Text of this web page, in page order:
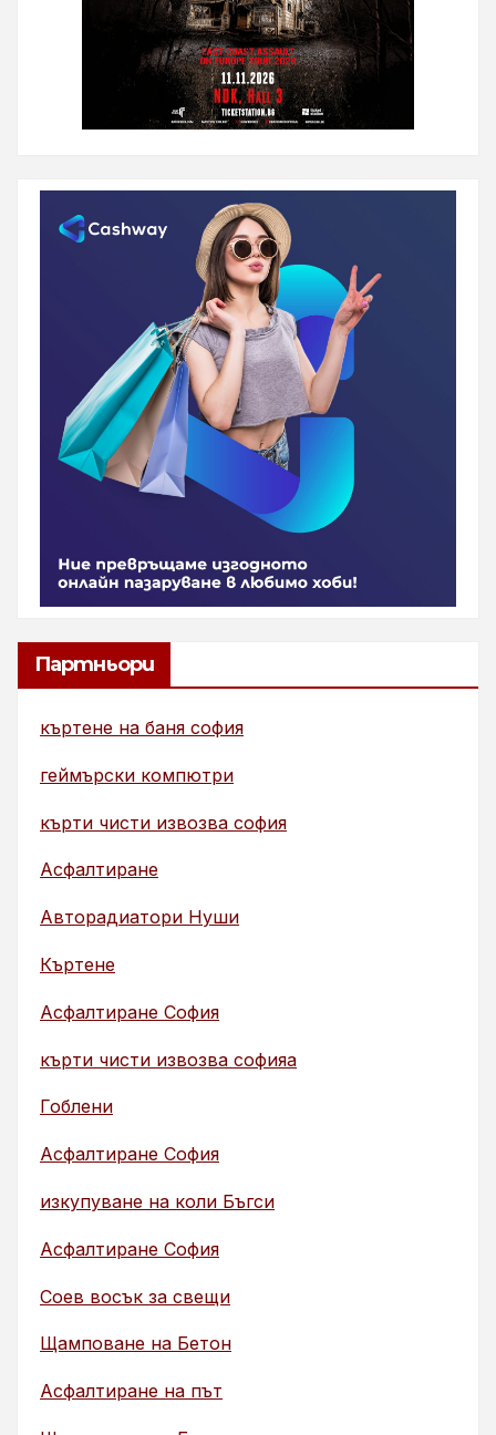
Партньори
къртене на баня софия
геймърски компютри
кърти чисти извозва софия
Асфалтиране
Авторадиатори Нуши
Къртене
Асфалтиране София
кърти чисти извозва софияа
Гоблени
Асфалтиране София
изкупуване на коли Бъгси
Асфалтиране София
Соев восък за свещи
Щамповане на Бетон
Асфалтиране на път